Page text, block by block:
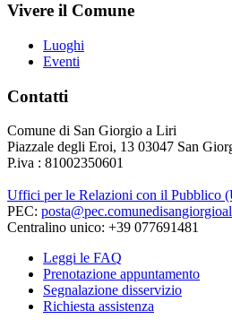
Vivere il Comune
Luoghi
Eventi
Contatti
Comune di San Giorgio a Liri
Piazzale degli Eroi, 13 03047 San
P.iva : 81002350601
Uffici per le Relazioni con il Pubblico
PEC:
Centralino unico: +39 077691481
Leggi le FAQ
Prenotazione appuntamento
Segnalazione disservizio
Richiesta assistenza